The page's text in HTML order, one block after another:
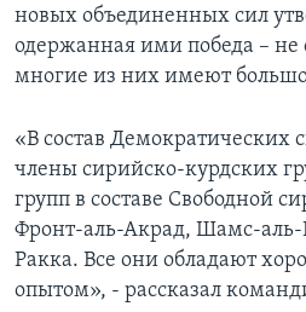
новых объединенных сил
одержанная ими победа – не
многие из них имеют
«В состав Демократических
члены сирийско-курдских
групп в составе Свободной
Фронт-аль-Акрад, Шамс-
Ракка. Все они обладают
опытом», - рассказал